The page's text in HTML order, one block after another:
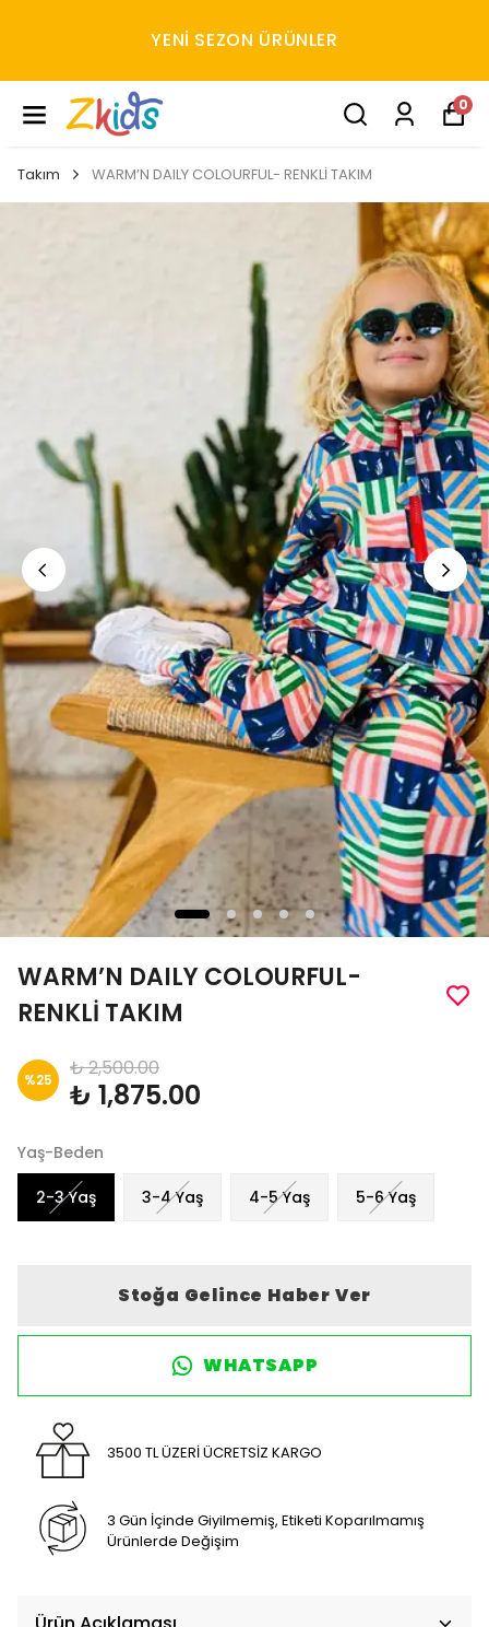
YENI SEZON ÜRÜNLER
0
Takım WARM’N DAILY COLOURFUL- RENKLİ TAKIM
WARM’N DAILY COLOURFUL-
RENKLİ TAKIM
%25 ₺ 2,500.00
₺ 1,875.00
Yaş-Beden
2-3 Yaş 3-4 Yaş 4-5 Yaş 5-6 Yaş
Stoğa Gelince Haber Ver
WHATSAPP
3500 TL ÜZERİ ÜCRETSİZ KARGO
3 Gün İçinde Giyilmemiş, Etiketi Koparılmamış
Ürünlerde Değişim